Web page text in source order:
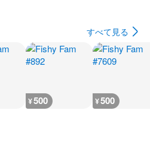
すべて見る
¥500 ¥500